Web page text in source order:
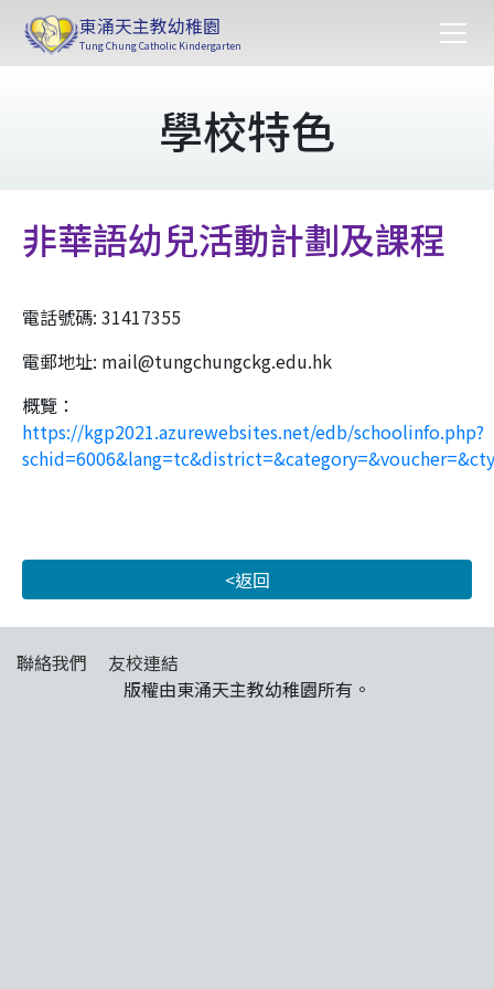
東涌天主教幼稚園
Tung Chung Catholic Kindergarten
學校特色
非華語幼兒活動計劃及課程
電話號碼: 31417355
電郵地址: mail@tungchungckg.edu.hk
概覽：
https://kgp2021.azurewebsites.net/edb/schoolinfo.php?
<返回
聯絡我們
友校連結
版權由東涌天主教幼稚園所有。